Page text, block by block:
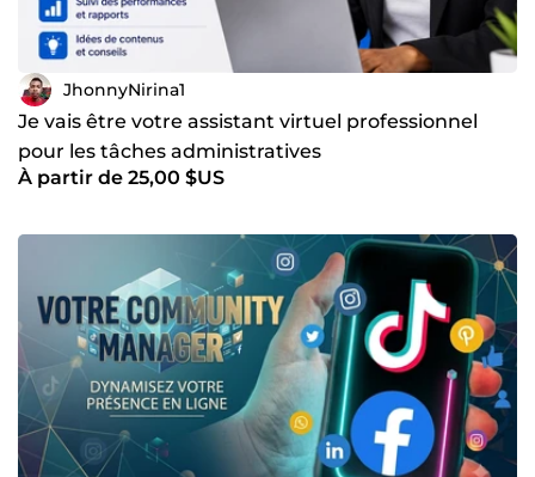
JhonnyNirina1
Je vais être votre assistant virtuel professionnel
pour les tâches administratives
À partir de 25,00 $US